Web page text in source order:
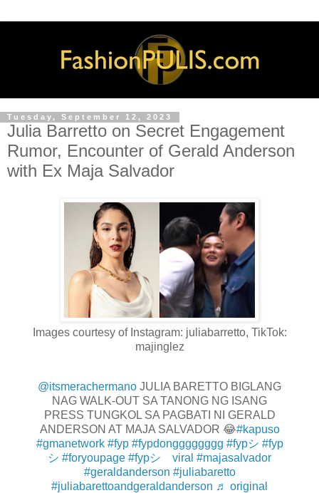
Tuesday, September 12, 2023
Julia Barretto on Secret Engagement
Rumor, Encounter of Gerald Anderson
with Ex Maja Salvador
Images courtesy of Instagram: juliabarretto, TikTok:
majinglez
@itsmerachermano JULIA BARETTO BIGLANG
NAG WALK-OUT SA TANONG NG ISANG
PRESS TUNGKOL SA PAGBATI NI GERALD
ANDERSON AT MAJA SALVADOR 😂#kapuso
#gmanetwork #fyp #fypdongggggggg #fypシ #fyp
シ #foryoupage #fypシ゚viral #majasalvador
#geraldanderson #juliabaretto
#juliabarettoandgeraldanderson ♬ original